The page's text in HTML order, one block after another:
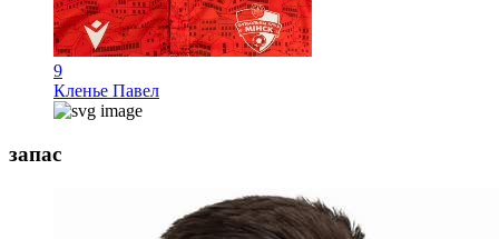
9
Кленье Павел
запас